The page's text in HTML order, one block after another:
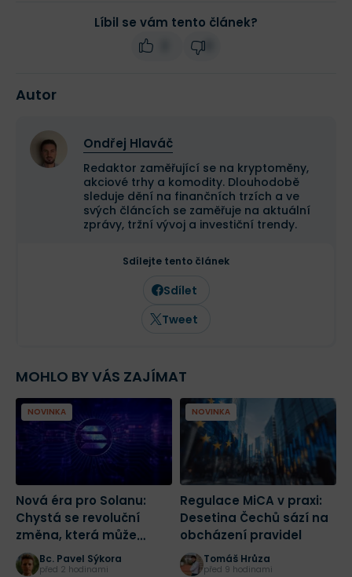
Líbil se vám tento článek?
Autor
Ondřej Hlaváč
Redaktor zaměřující se na kryptoměny,
akciové trhy a komodity. Dlouhodobě
sleduje dění na finančních trzích a ve
svých článcích se zaměřuje na aktuální
zprávy, tržní vývoj a investiční trendy.
Sdílejte tento článek
Sdílet
Tweet
MOHLO BY VÁS ZAJÍMAT
NOVINKA
Nová éra pro Solanu:
Chystá se revoluční
změna, která může
spustit masivní růst
Bc. Pavel Sýkora
před 2 hodinami
NOVINKA
Regulace MiCA v praxi:
Desetina Čechů sází na
obcházení pravidel
Tomáš Hrůza
před 9 hodinami